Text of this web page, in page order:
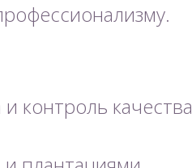
контроль качества